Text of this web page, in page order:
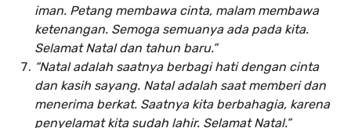
iman. Petang membawa cinta, malam membawa
ketenangan. Semoga semuanya ada pada kita.
Selamat Natal dan tahun baru.”
“Natal adalah saatnya berbagi hati dengan cinta
dan kasih sayang. Natal adalah saat memberi dan
menerima berkat. Saatnya kita berbahagia, karena
penyelamat kita sudah lahir. Selamat Natal.”